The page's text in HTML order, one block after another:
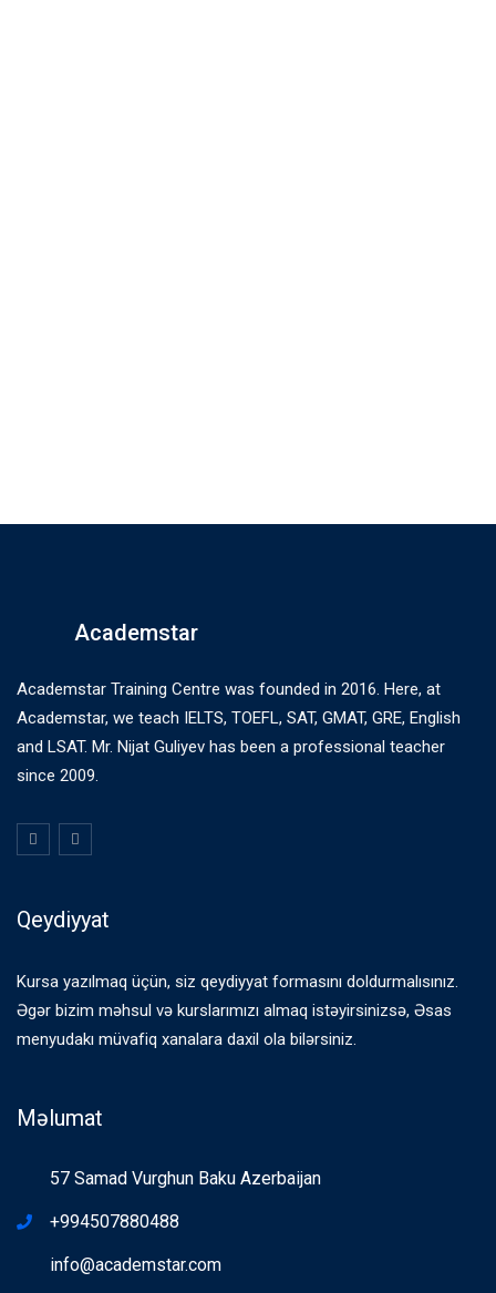
Academstar
Academstar Training Centre was founded in 2016. Here, at
Academstar, we teach IELTS, TOEFL, SAT, GMAT, GRE, English
and LSAT. Mr. Nijat Guliyev has been a professional teacher
since 2009.
Qeydiyyat
Kursa yazılmaq üçün, siz qeydiyyat formasını doldurmalısınız.
Əgər bizim məhsul və kurslarımızı almaq istəyirsinizsə, Əsas
menyudakı müvafiq xanalara daxil ola bilərsiniz.
Məlumat
57 Samad Vurghun Baku Azerbaijan
+994507880488
info@academstar.com